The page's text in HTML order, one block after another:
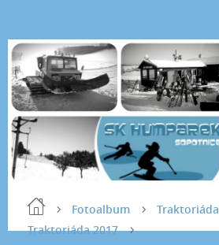
Fotoalbum
Traktoriáda
Traktoriáda 2017